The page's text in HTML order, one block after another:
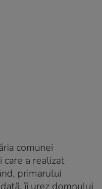
comunei
care a realizat
primarului